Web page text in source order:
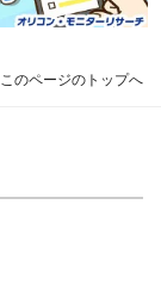
このページのトップへ